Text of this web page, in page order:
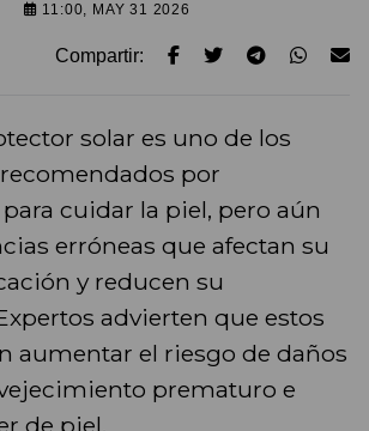
11:00, MAY 31 2026
Compartir:
solar es uno de los
por
cuidar la piel, pero aún
erróneas que afectan su
y reducen su
advierten que estos
aumentar el riesgo de daños
prematuro e